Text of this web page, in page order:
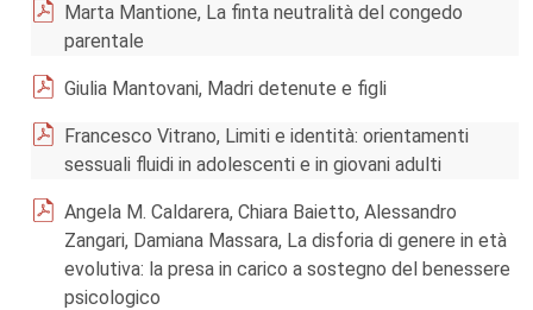
Marta Mantione, La finta neutralità del congedo
parentale
Giulia Mantovani, Madri detenute e figli
Francesco Vitrano, Limiti e identità: orientamenti
sessuali fluidi in adolescenti e in giovani adulti
Angela M. Caldarera, Chiara Baietto, Alessandro
Zangari, Damiana Massara, La disforia di genere in età
evolutiva: la presa in carico a sostegno del benessere
psicologico